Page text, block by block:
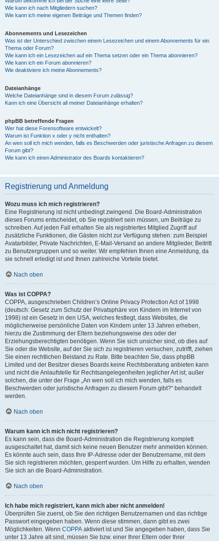
Wie kann ich nach Mitgliedern suchen?
Wie kann ich meine eigenen Beiträge und Themen finden?
Abonnements und Lesezeichen
Was ist der Unterschied zwischen einem Lesezeichen und einem Abonnements für ein
Thema oder Forum?
Wie kann ich ein Lesezeichen auf ein Thema setzen oder ein Thema abonnieren?
Wie kann ich ein Forum abonnieren?
Wie deaktiviere ich meine Abonnements?
Dateianhänge
Welche Dateianhänge sind in diesem Forum zulässig?
Kann ich eine Übersicht all meiner Dateianhänge erhalten?
phpBB betreffende Fragen
Wer hat diese Forensoftware entwickelt?
Warum ist Funktion x oder y nicht enthalten?
An wen soll ich mich wenden, falls es Beschwerden oder juristische Anfragen zu diesem
Forum gibt?
Wie kann ich einen Administrator des Boards kontaktieren?
Registrierung und Anmeldung
Wozu muss ich mich registrieren?
Eine Registrierung ist nicht unbedingt zwingend. Die Board-Administration
dieses Forums entscheidet, ob Sie registriert sein müssen, um Beiträge zu
schreiben. Auf jeden Fall erhalten Sie als registriertes Mitglied Zugriff auf
zusätzliche Funktionen, die Gästen nicht zur Verfügung stehen: zum Beispiel
Avatarbilder, Private Nachrichten, E-Mail-Versand an andere Mitglieder, Beitritt
zu Benutzergruppen und so weiter. Wir empfehlen Ihnen eine Anmeldung, da
sie schnell erledigt ist und Ihnen zahlreiche Vorteile bietet.
Nach oben
Was ist COPPA?
COPPA, ausgeschrieben Children’s Online Privacy Protection Act of 1998
(deutsch: Gesetz zum Schutz der Privatsphäre von Kindern im Internet von
1998) ist ein Gesetz in den USA, welches festlegt, dass Websites, die
möglicherweise persönliche Daten von Kindern unter 13 Jahren erheben,
hierzu die Zustimmung der Eltern beziehungsweise des oder der
Erziehungsberechtigten benötigen. Wenn Sie sich unsicher sind, ob dies auf
Sie oder die Website, auf der Sie sich zu registrieren versuchen, zutrifft, ziehen
Sie einen rechtlichen Beistand zu Rate. Bitte beachten Sie, dass phpBB
Limited und der Besitzer dieses Boards keine Rechtsberatung anbieten kann
und nicht die Anlaufstelle für Rechtsangelegenheiten jeglicher Art ist; außer
solchen, die unter der Frage „An wen soll ich mich wenden, falls es
Beschwerden oder juristische Anfragen zu diesem Forum gibt?“ behandelt
werden.
Nach oben
Warum kann ich mich nicht registrieren?
Es kann sein, dass die Board-Administration die Registrierung komplett
ausgeschaltet hat, damit sich keine neuen Benutzer mehr anmelden können.
Es könnte auch sein, dass Ihre IP-Adresse oder der Benutzername, mit dem
Sie sich registrieren möchten, gesperrt wurden. Um Hilfe zu erhalten, wenden
Sie sich an die Board-Administration.
Nach oben
Ich habe mich registriert, kann mich aber nicht anmelden!
Überprüfen Sie zuerst, ob Sie den richtigen Benutzernamen und das richtige
Passwort eingegeben haben. Wenn diese stimmen, dann gibt es zwei
Möglichkeiten. Wenn COPPA aktiviert ist und Sie angegeben haben, dass Sie
unter 13 Jahre alt sind, müssen Sie bzw. einer Ihrer Eltern oder Ihrer